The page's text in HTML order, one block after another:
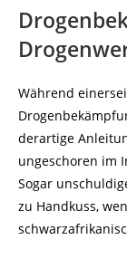
Während
derartige
ungeschoren im
Sogar
zu Handkuss,